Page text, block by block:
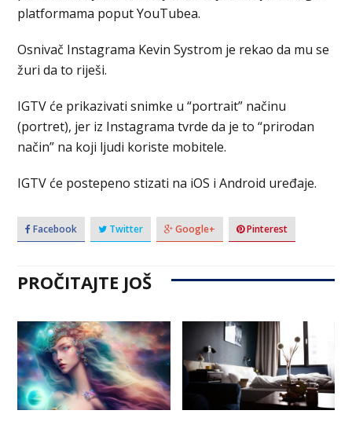
platformama poput YouTubea.
Osnivač Instagrama Kevin Systrom je rekao da mu se
žuri da to riješi.
IGTV će prikazivati snimke u “portrait” načinu
(portret), jer iz Instagrama tvrde da je to “prirodan
način” na koji ljudi koriste mobitele.
IGTV će postepeno stizati na iOS i Android uređaje.
Facebook Twitter Google+ Pinterest
PROČITAJTE JOŠ